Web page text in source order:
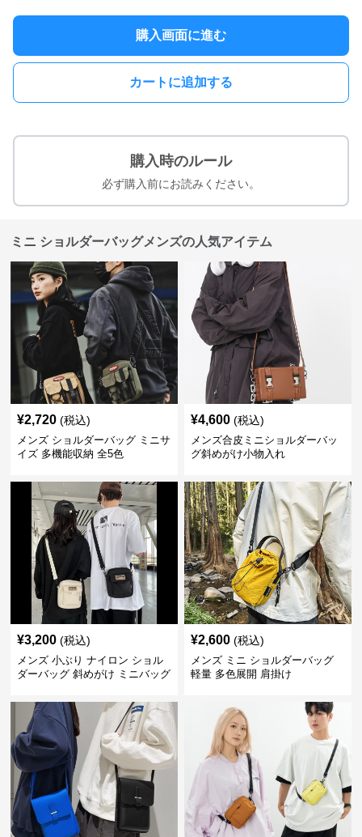
購入画面に進む
カートに追加する
購入時のルール
必ず購入前にお読みください。
ミニ ショルダーバッグメンズの人気アイテム
¥2,720 (税込)
メンズ ショルダーバッグ ミニサ
イズ 多機能収納 全5色
¥4,600 (税込)
メンズ合皮ミニショルダーバッ
グ斜めがけ小物入れ
¥3,200 (税込)
メンズ 小ぶり ナイロン ショル
ダーバッグ 斜めがけ ミニバッグ
¥2,600 (税込)
メンズ ミニ ショルダーバッグ
軽量 多色展開 肩掛け